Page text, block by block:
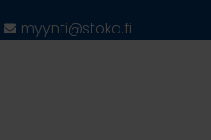
myynti@stoka.fi